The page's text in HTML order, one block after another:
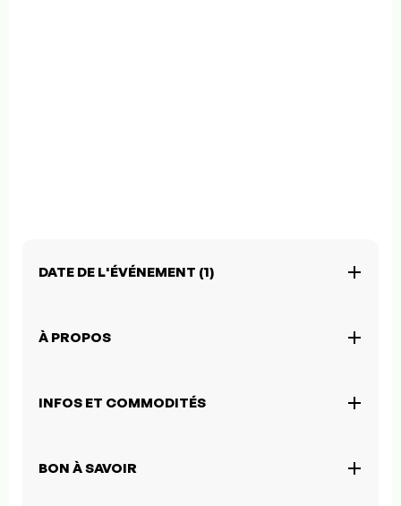
DATE DE L'ÉVÉNEMENT (1)
À PROPOS
INFOS ET COMMODITÉS
BON À SAVOIR